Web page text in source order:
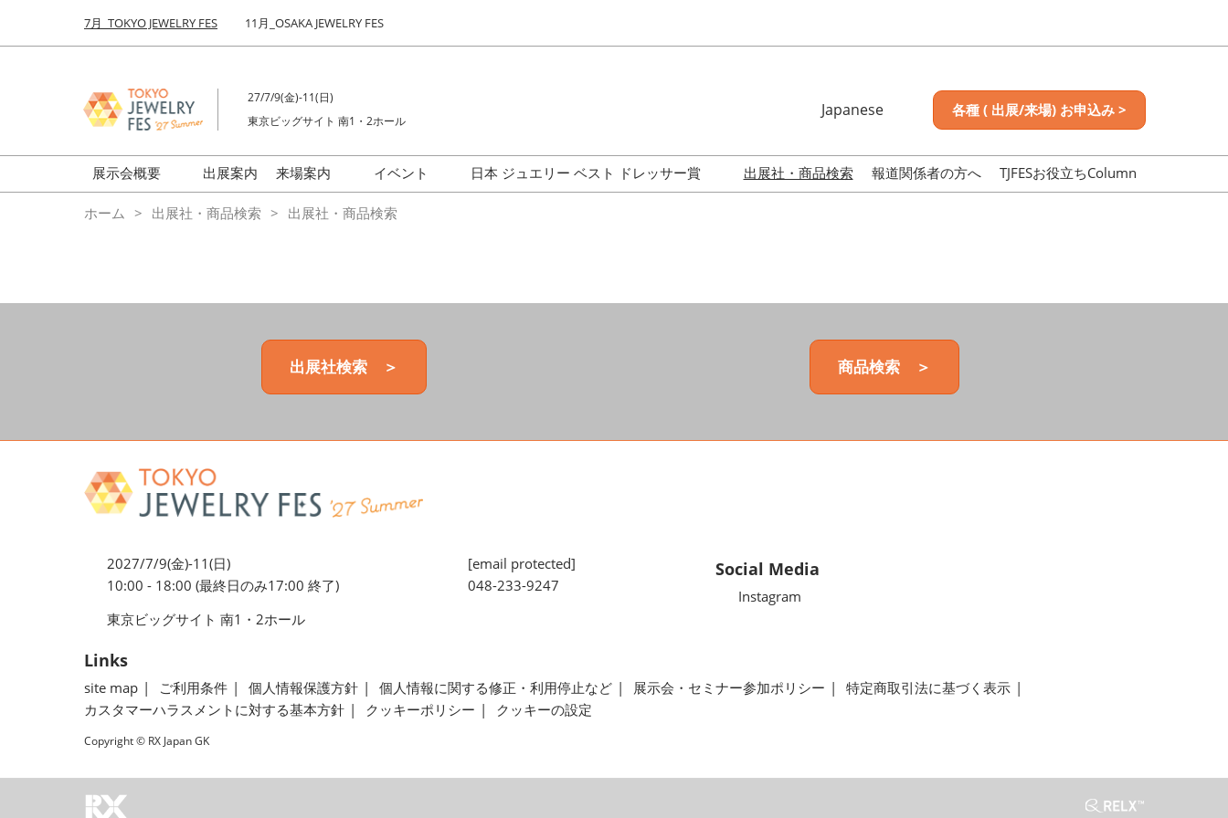
キ
し
て
む
to
7月_TOKYO JEWELRY FES 11月_OSAKA JEWELRY FES
27/7/9(金)-11(日)
東京ビッグサイト 南1・2ホール
Japanese
English
各種 ( 出展/来場) お申込み >
展示会概要
前回来場者数
ミネラル&ストーンFES
出展案内
来場案内
会場の様子
イベント
日本 ジュエリー ベスト ドレッサー賞
出展社・商品検索 報道関係者の方へ TJFESお役立ちColumn
ホーム 出展社・商品検索 出展社・商品検索
出展社検索 ＞ 商品検索 ＞
2027/7/9(金)-11(日)
10:00 - 18:00 (最終日のみ17:00 終了)
東京ビッグサイト 南1・2ホール
[email protected]
048-233-9247
Social Media
Instagram
Links
site map ご利用条件 個人情報保護方針 個人情報に関する修正・利用停止など 展示会・セミナー参加ポリシー
特定商取引法に基づく表示
カスタマーハラスメントに対する基本方針
クッキーポリシー クッキーの設定
Copyright © RX Japan GK